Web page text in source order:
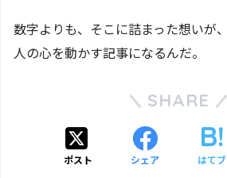
数字よりも、そこに詰まった想いが、
人の心を動かす記事になるんだ。
SHARE
ポスト シェア はてブ